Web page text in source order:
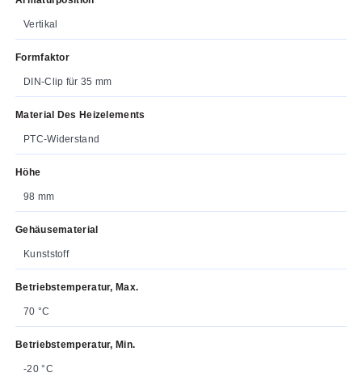
Vertikal
Formfaktor
DIN-Clip für 35 mm
Material Des Heizelements
PTC-Widerstand
Höhe
98 mm
Gehäusematerial
Kunststoff
Betriebstemperatur, Max.
70 °C
Betriebstemperatur, Min.
-20 °C